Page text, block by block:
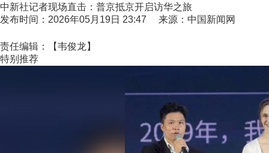
中新社记者现场直击：普京抵京开启访华之旅
发布时间：2026年05月19日 23:47 来源：中国新闻网
责任编辑：【韦俊龙】
特别推荐